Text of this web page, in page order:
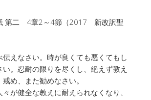
第二 4章2～4節（2017 新改訳聖
えなさい。時が良くても悪くてもし
い。忍耐の限りを尽くし、絶えず教え
め、また勧めなさい。
が健全な教えに耐えられなくなり、